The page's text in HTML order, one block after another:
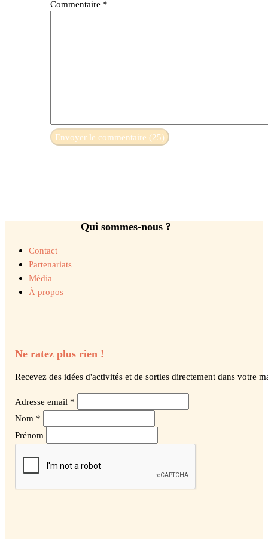
Commentaire *
Qui sommes-nous ?
Contact
Partenariats
Média
À propos
Ne ratez plus rien !
Recevez des idées d'activités et de sorties directement dans votre
Adresse email *
Nom *
Prénom